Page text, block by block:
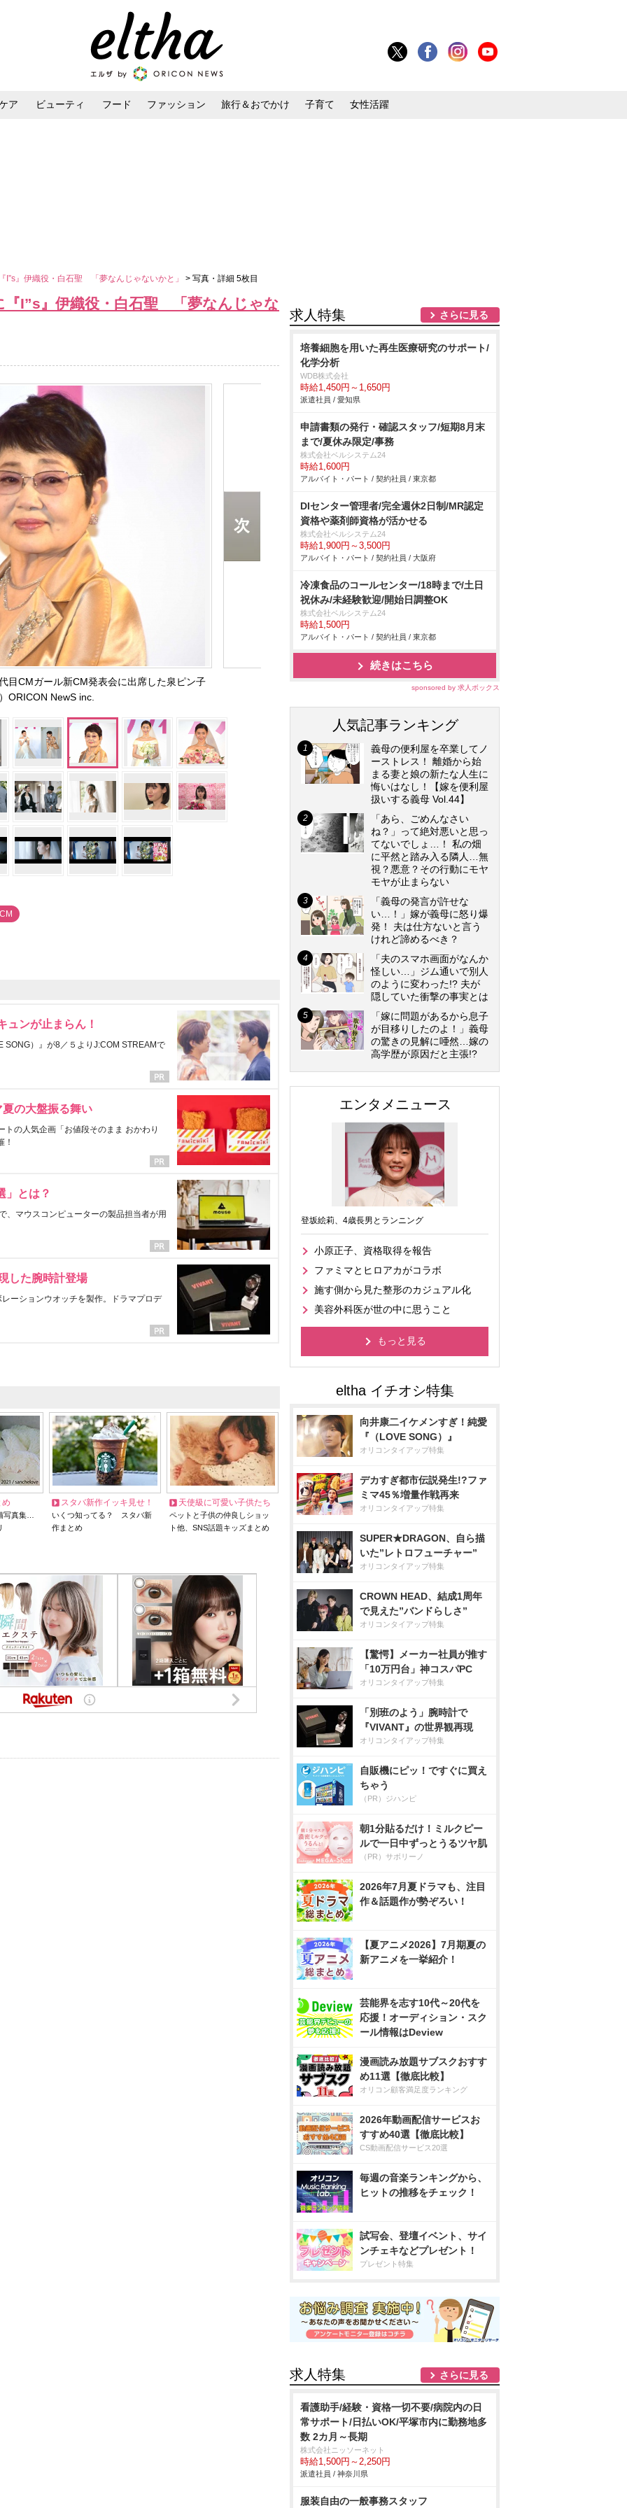
ア ビューティ フード ファッション 旅行＆おでかけ 子育て 女性活躍
I”s』伊織役・白石聖 「夢なんじゃないかと」 > 写真・詳細 5枚目
『I”s』伊織役・白石聖 「夢なんじゃな
目CMガール新CM発表会に出席した泉ピン子
ORICON NewS inc.
ュンが止まらん！
SONG）』が8／５よりJ:COM STREAMで
の大盤振る舞い
の人気企画「お値段そのまま おかわり
！
」とは？
、マウスコンピューターの製品担当者が用
した腕時計登場
ーションウオッチを製作。ドラマプロデ
め
写真集…
スタバ新作イッキ見せ！
いくつ知ってる？ スタバ新
作まとめ
天使級に可愛い子供たち
ペットと子供の仲良しショッ
ト他、SNS話題キッズまとめ
求人特集 さらに見る
培養細胞を用いた再生医療研究のサポート/
化学分析
WDB株式会社
時給1,450円～1,650円
派遣社員 / 愛知県
申請書類の発行・確認スタッフ/短期8月末
まで/夏休み限定/事務
株式会社ベルシステム24
時給1,600円
アルバイト・パート / 契約社員 / 東京都
DIセンター管理者/完全週休2日制/MR認定
資格や薬剤師資格が活かせる
株式会社ベルシステム24
時給1,900円～3,500円
アルバイト・パート / 契約社員 / 大阪府
冷凍食品のコールセンター/18時まで/土日
祝休み/未経験歓迎/開始日調整OK
株式会社ベルシステム24
時給1,500円
アルバイト・パート / 契約社員 / 東京都
続きはこちら
sponsored by 求人ボックス
人気記事ランキング
義母の便利屋を卒業してノ
ーストレス！ 離婚から始
まる妻と娘の新たな人生に
悔いはなし！【嫁を便利屋
扱いする義母 Vol.44】
「あら、ごめんなさい
ね？」って絶対悪いと思っ
てないでしょ…！ 私の畑
に平然と踏み入る隣人…無
視？悪意？その行動にモヤ
モヤが止まらない
「義母の発言が許せな
い…！」嫁が義母に怒り爆
発！ 夫は仕方ないと言う
けれど諦めるべき？
「夫のスマホ画面がなんか
怪しい…」ジム通いで別人
のように変わった!? 夫が
隠していた衝撃の事実とは
「嫁に問題があるから息子
が目移りしたのよ！」義母
の驚きの見解に唖然…嫁の
高学歴が原因だと主張!?
エンタメニュース
登坂絵莉、4歳長男とランニング
小原正子、資格取得を報告
ファミマとヒロアカがコラボ
施す側から見た整形のカジュアル化
美容外科医が世の中に思うこと
もっと見る
向井康二イケメンすぎ！純愛
『（LOVE SONG）』
オリコンタイアップ特集
デカすぎ都市伝説発生!?ファ
ミマ45％増量作戦再来
オリコンタイアップ特集
SUPER★DRAGON、自ら描
いた”レトロフューチャー”
オリコンタイアップ特集
CROWN HEAD、結成1周年
で見えた”バンドらしさ”
オリコンタイアップ特集
【驚愕】メーカー社員が推す
「10万円台」神コスパPC
オリコンタイアップ特集
「別班のよう」腕時計で
『VIVANT』の世界観再現
オリコンタイアップ特集
自販機にピッ！ですぐに買え
ちゃう
（PR）ジハンピ
朝1分貼るだけ！ミルクピー
ルで一日中ずっとうるツヤ肌
（PR）サボリーノ
2026年7月夏ドラマも、注目
作＆話題作が勢ぞろい！
【夏アニメ2026】7月期夏の
新アニメを一挙紹介！
芸能界を志す10代～20代を
応援！オーディション・スク
ール情報はDeview
漫画読み放題サブスクおすす
め11選【徹底比較】
オリコン顧客満足度ランキング
2026年動画配信サービスお
すすめ40選【徹底比較】
CS動画配信サービス20選
毎週の音楽ランキングから、
ヒットの推移をチェック！
試写会、登壇イベント、サイ
ンチェキなどプレゼント！
プレゼント特集
求人特集 さらに見る
看護助手/経験・資格一切不要/病院内の日
常サポート/日払いOK/平塚市内に勤務地多
数 2カ月～長期
株式会社ニッソーネット
時給1,500円～2,250円
派遣社員 / 神奈川県
服装自由の一般事務スタッフ